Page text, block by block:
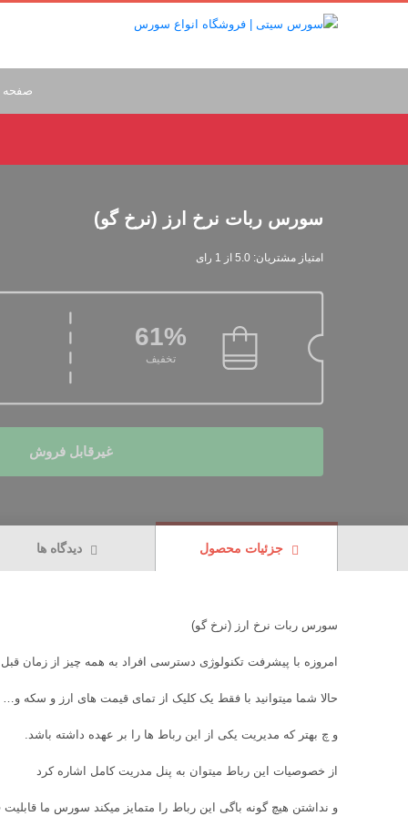
صفحه
سورس ربات نرخ ارز (نرخ گو)
امتیاز مشتریان: 5.0 از 1 رای
61%
تخفیف
غیرقابل فروش
جزئیات محصول دیدگاه ها
سورس ربات نرخ ارز (نرخ گو)
امروزه با پیشرفت تکنولوژی دسترسی افراد به همه چیز از زمان
حالا شما میتوانید با فقط یک کلیک از تمای قیمت های ارز و سکه و…
و چ بهتر که مدیریت یکی از این رباط ها را بر عهده داشته باشد.
از خصوصیات این رباط میتوان به پنل مدریت کامل اشاره کرد
و نداشتن هیچ گونه باگی این رباط را متمایز میکند سورس ما قابلیت